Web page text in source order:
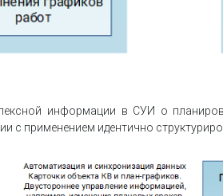
информации в СУИ о
с применением идентично